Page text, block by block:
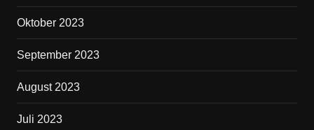
Oktober 2023
September 2023
August 2023
Juli 2023